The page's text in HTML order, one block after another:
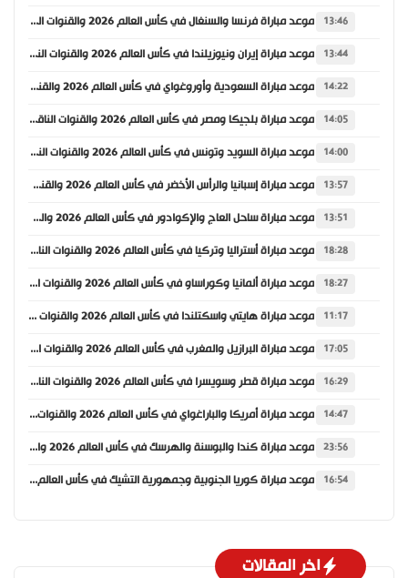
13:46 موعد مباراة فرنسا والسنغال في كأس العالم 2026 والقنوات الناقلة
13:44 موعد مباراة إيران ونيوزيلندا في كأس العالم 2026 والقنوات الناقلة
14:22 موعد مباراة السعودية وأوروغواي في كأس العالم 2026 والقنوات الناقلة
14:05 موعد مباراة بلجيكا ومصر في كأس العالم 2026 والقنوات الناقلة
14:00 موعد مباراة السويد وتونس في كأس العالم 2026 والقنوات الناقلة
13:57 موعد مباراة إسبانيا والرأس الأخضر في كأس العالم 2026 والقنوات الناقلة
13:51 موعد مباراة ساحل العاج والإكوادور في كأس العالم 2026 والقنوات الناقلة
18:28 موعد مباراة أستراليا وتركيا في كأس العالم 2026 والقنوات الناقلة
18:27 موعد مباراة ألمانيا وكوراساو في كأس العالم 2026 والقنوات الناقلة
11:17 موعد مباراة هايتي واسكتلندا في كأس العالم 2026 والقنوات الناقلة
17:05 موعد مباراة البرازيل والمغرب في كأس العالم 2026 والقنوات الناقلة
16:29 موعد مباراة قطر وسويسرا في كأس العالم 2026 والقنوات الناقلة
14:47 موعد مباراة أمريكا والباراغواي في كأس العالم 2026 والقنوات الناقلة
23:56 موعد مباراة كندا والبوسنة والهرسك في كأس العالم 2026 والقنوات الناقلة
16:54 موعد مباراة كوريا الجنوبية وجمهورية التشيك في كأس العالم 2026 والقنوات الناقلة
اخر المقالات